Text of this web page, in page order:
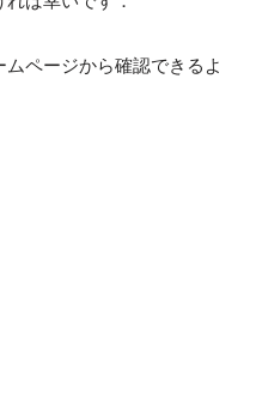
ページから確認できるよ